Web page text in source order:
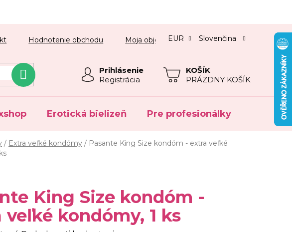
Hodnotenie obchodu Moja objednávka
EUR Slovenčina
Prihlásenie
Registrácia
NÁKUPNÝPRÁZDNY KOŠÍK
Erotická bielizeň Pre profesionálky
/ Extra veľké kondómy / Pasante King Size kondóm - extra veľké
King Size kondóm -
veľké kondómy, 1 ks